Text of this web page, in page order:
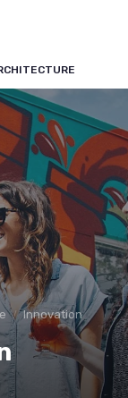
Innovation